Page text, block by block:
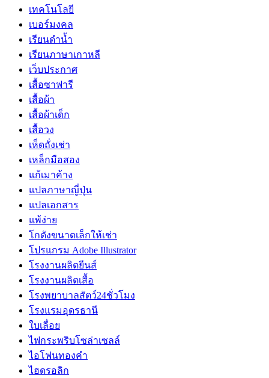
เทคโนโลยี
เบอร์มงคล
เรียนดำน้ำ
เรียนภาษาเกาหลี
เว็บประกาศ
เสื้อซาฟารี
เสื้อผ้า
เสื้อผ้าเด็ก
เสื้อวง
เห็ดถั่งเช่า
เหล็กมือสอง
แก้เมาค้าง
แปลภาษาญี่ปุ่น
แปลเอกสาร
แพ้ง่าย
โกดังขนาดเล็กให้เช่า
โปรแกรม Adobe Illustrator
โรงงานผลิตยีนส์
โรงงานผลิตเสื้อ
โรงพยาบาลสัตว์24ชั่วโมง
โรงแรมอุดรธานี
ใบเลื่อย
ไฟกระพริบโซล่าเซลล์
ไอโฟนทองคำ
ไฮดรอลิก